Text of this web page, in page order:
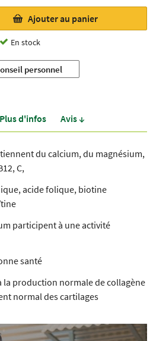
Ajouter au panier
En stock
personnel
Plus d'infos Avis ↓
du calcium, du magnésium,
C,
acide folique, biotine
participent à une activité
santé
la production normale de collagène
normal des cartilages